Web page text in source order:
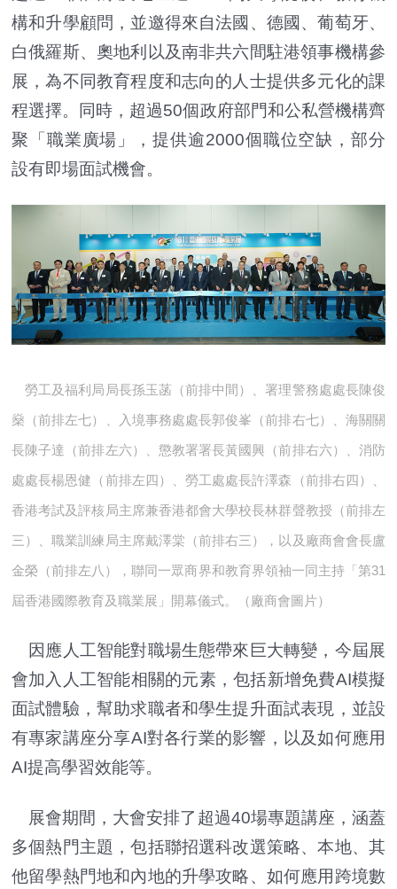
構和升學顧問，並邀得來自法國、德國、葡萄牙、
白俄羅斯、奧地利以及南非共六間駐港領事機構參
展，為不同教育程度和志向的人士提供多元化的課
程選擇。同時，超過50個政府部門和公私營機構齊
聚「職業廣場」，提供逾2000個職位空缺，部分
設有即場面試機會。
勞工及福利局局長孫玉菡（前排中間）、署理警務處處長陳俊
燊（前排左七）、入境事務處處長郭俊峯（前排右七）、海關關
長陳子達（前排左六）、懲教署署長黃國興（前排右六）、消防
處處長楊恩健（前排左四）、勞工處處長許澤森（前排右四）、
香港考試及評核局主席兼香港都會大學校長林群聲教授（前排左
三）、職業訓練局主席戴澤棠（前排右三），以及廠商會會長盧
金榮（前排左八），聯同一眾商界和教育界領袖一同主持「第31
屆香港國際教育及職業展」開幕儀式。（廠商會圖片）
因應人工智能對職場生態帶來巨大轉變，今屆展
會加入人工智能相關的元素，包括新增免費AI模擬
面試體驗，幫助求職者和學生提升面試表現，並設
有專家講座分享AI對各行業的影響，以及如何應用
AI提高學習效能等。
展會期間，大會安排了超過40場專題講座，涵蓋
多個熱門主題，包括聯招選科改選策略、本地、其
他留學熱門地和內地的升學攻略、如何應用跨境數